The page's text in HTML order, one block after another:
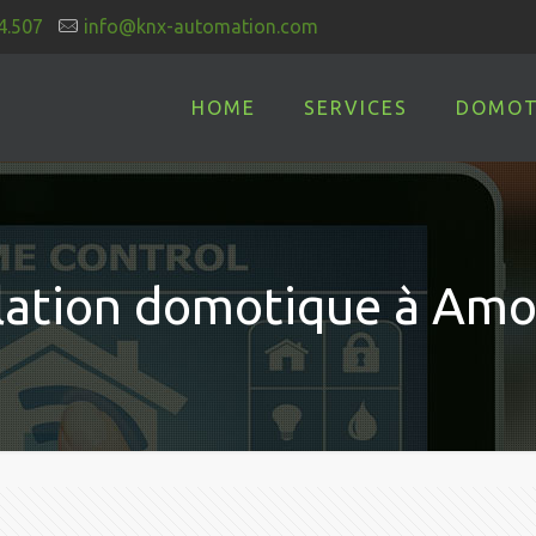
info@knx-automation.com
HOME SERVICES
domotique à